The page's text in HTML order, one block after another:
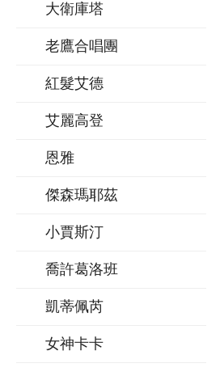
大衛庫塔
老鷹合唱團
紅髮艾德
艾麗高登
恩雅
傑森瑪耶茲
小賈斯汀
喬許葛洛班
凱蒂佩芮
女神卡卡